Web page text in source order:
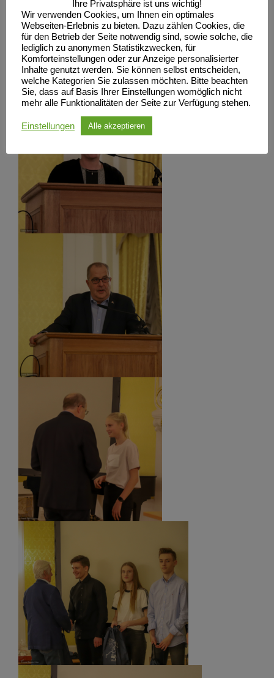
Ihre Privatsphäre ist uns wichtig!
Wir verwenden Cookies, um Ihnen ein optimales
Webseiten-Erlebnis zu bieten. Dazu zählen Cookies, die
für den Betrieb der Seite notwendig sind, sowie solche, die
lediglich zu anonymen Statistikzwecken, für
Komforteinstellungen oder zur Anzeige personalisierter
Inhalte genutzt werden. Sie können selbst entscheiden,
welche Kategorien Sie zulassen möchten. Bitte beachten
Sie, dass auf Basis Ihrer Einstellungen womöglich nicht
mehr alle Funktionalitäten der Seite zur Verfügung stehen.
Einstellungen Alle akzeptieren